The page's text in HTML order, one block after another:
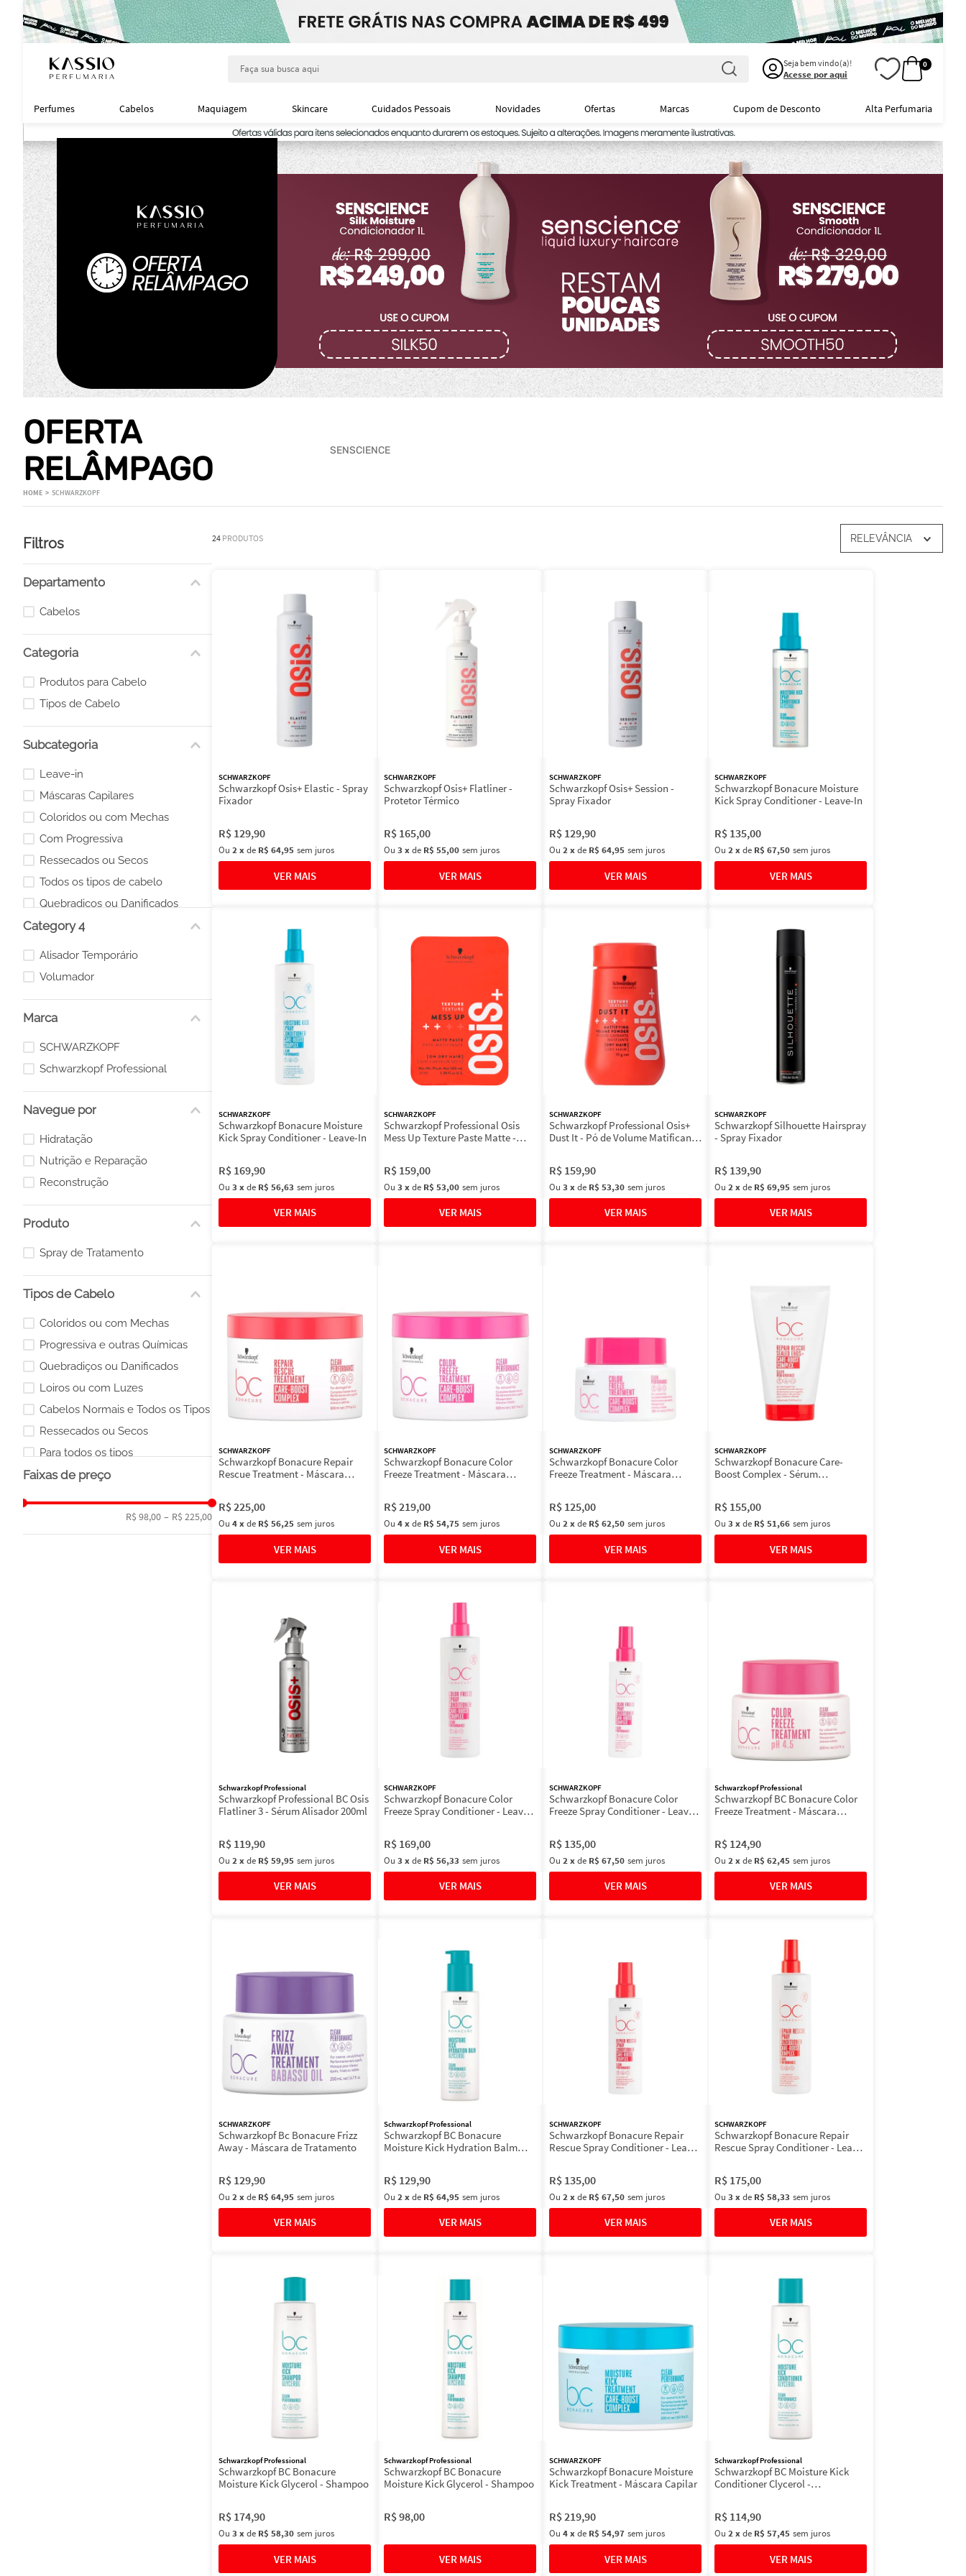
Seja bem vindo(a)!
Acesse por aqui
0
Perfumes Cabelos Maquiagem Skincare Cuidados Pessoais Novidades Ofertas Marcas Cupom de Desconto Alta Perfumaria
OFERTA
RELÂMPAGO
SENSCIENCE
SCHWARZKOPF
Filtros
Departamento
Cabelos
Categoria
Produtos para Cabelo
Tipos de Cabelo
Subcategoria
Leave-in
Máscaras Capilares
Coloridos ou com Mechas
Com Progressiva
Ressecados ou Secos
Todos os tipos de cabelo
Quebradiços ou Danificados
Spray Fixador
Category 4
Alisador Temporário
Volumador
Marca
SCHWARZKOPF
Schwarzkopf Professional
Navegue por
Hidratação
Nutrição e Reparação
Reconstrução
Produto
Spray de Tratamento
Tipos de Cabelo
Coloridos ou com Mechas
Progressiva e outras Químicas
Quebradiços ou Danificados
Loiros ou com Luzes
Cabelos Normais e Todos os Tipos
Ressecados ou Secos
Para todos os tipos
Faixas de preço
R$ 98,00 – R$ 225,00
24 PRODUTOS RELEVÂNCIA
SCHWARZKOPF
Schwarzkopf Osis+ Elastic - Spray
Fixador
R$ 129,90
Ou 2xde R$ 64,95 sem juros
SCHWARZKOPF
Schwarzkopf Osis+ Flatliner -
Protetor Térmico
R$ 165,00
Ou 3 xde R$ 55,00 sem juros
SCHWARZKOPF
Schwarzkopf Osis+ Session -
Spray Fixador
R$ 129,90
Ou 2xde R$ 64,95 sem juros
SCHWARZKOPF
Schwarzkopf Bonacure Moisture
Kick Spray Conditioner - Leave-In
R$ 135,00
Ou 2xde R$ 67,50 sem juros
SCHWARZKOPF
Schwarzkopf Bonacure Moisture
Kick Spray Conditioner - Leave-In
R$ 169,90
Ou 3 xde R$ 56,63 sem juros
SCHWARZKOPF
Schwarzkopf Professional Osis
Mess Up Texture Paste Matte -
R$ 159,00
Ou 3 xde R$ 53,00 sem juros
SCHWARZKOPF
Schwarzkopf Professional Osis+
Dust It - Pó de Volume Matificante
R$ 159,90
Ou 3 xde R$ 53,30 sem juros
SCHWARZKOPF
Schwarzkopf Silhouette Hairspray
- Spray Fixador
R$ 139,90
Ou 2xde R$ 69,95 sem juros
SCHWARZKOPF
Schwarzkopf Bonacure Repair
Rescue Treatment - Máscara
R$225,00
Ou 4xde R$ 56,25 sem juros
SCHWARZKOPF
Schwarzkopf Bonacure Color
Freeze Treatment - Máscara
R$219,00
Ou 4xde R$ 54,75 sem juros
SCHWARZKOPF
Schwarzkopf Bonacure Color
Freeze Treatment - Máscara
R$ 125,00
Ou 2xde R$ 62,50 sem juros
SCHWARZKOPF
Schwarzkopf Bonacure Care-
Boost Complex - Sérum
R$ 155,00
Ou 3 xde R$ 51,66 sem juros
Schwarzkopf Professional
Schwarzkopf Professional BC Osis
Flatliner 3 - Sérum Alisador 200ml
R$ 119,90
Ou 2xde R$ 59,95 sem juros
SCHWARZKOPF
Schwarzkopf Bonacure Color
Freeze Spray Conditioner - Leave-
R$ 169,00
Ou 3 xde R$ 56,33 sem juros
SCHWARZKOPF
Schwarzkopf Bonacure Color
Freeze Spray Conditioner - Leave-
R$ 135,00
Ou 2xde R$ 67,50 sem juros
Schwarzkopf Professional
Schwarzkopf BC Bonacure Color
Freeze Treatment - Máscara
R$ 124,90
Ou 2xde R$ 62,45 sem juros
SCHWARZKOPF
Schwarzkopf Bc Bonacure Frizz
Away - Máscara de Tratamento
R$ 129,90
Ou 2xde R$ 64,95 sem juros
Schwarzkopf Professional
Schwarzkopf BC Bonacure
Moisture Kick Hydration Balm
R$ 129,90
Ou 2xde R$ 64,95 sem juros
SCHWARZKOPF
Schwarzkopf Bonacure Repair
Rescue Spray Conditioner - Leave-
R$ 135,00
Ou 2xde R$ 67,50 sem juros
SCHWARZKOPF
Schwarzkopf Bonacure Repair
Rescue Spray Conditioner - Leave-
R$ 175,00
Ou 3 xde R$ 58,33 sem juros
Schwarzkopf Professional
Schwarzkopf BC Bonacure
Moisture Kick Glycerol - Shampoo
R$ 174,90
Ou 3 xde R$ 58,30 sem juros
Schwarzkopf Professional
Schwarzkopf BC Bonacure
Moisture Kick Glycerol - Shampoo
R$98,00
SCHWARZKOPF
Schwarzkopf Bonacure Moisture
Kick Treatment - Máscara Capilar
R$219,90
Ou 4xde R$ 54,97 sem juros
Schwarzkopf Professional
Schwarzkopf BC Moisture Kick
Conditioner Clycerol -
R$ 114,90
Ou 2xde R$ 57,45 sem juros